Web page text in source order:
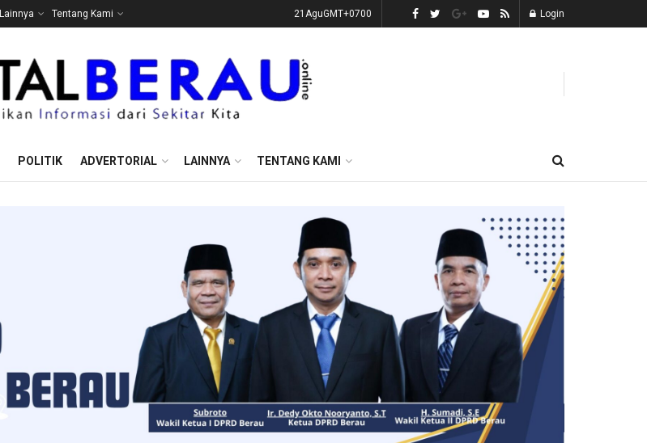
Lainnya Tentang Kami 21AguGMT+0700 Login
POLITIK ADVERTORIAL LAINNYA TENTANG KAMI